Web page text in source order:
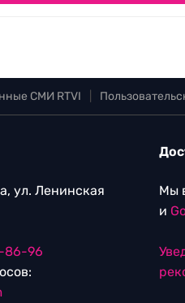
СМИ RTVI
ул. Ленинская
86-96
Мы
и